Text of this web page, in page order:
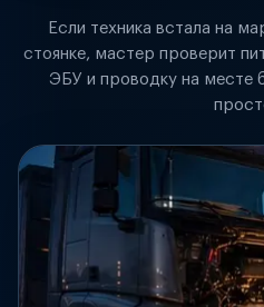
Если техника встала на
стоянке, мастер проверит
ЭБУ и проводку на месте